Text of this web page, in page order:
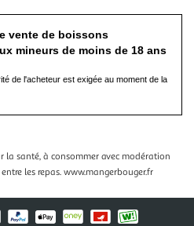
vente de boissons
mineurs de moins de 18 ans
de l'acheteur est exigée au moment de la
la santé, à consommer avec modération
les repas. www.mangerbouger.fr